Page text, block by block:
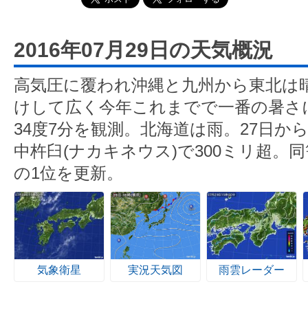
2016年07月29日の天気概況
高気圧に覆われ沖縄と九州から東北は
けして広く今年これまでで一番の暑
34度7分を観測。北海道は雨。27日か
中杵臼(ナカキネウス)で300ミリ超。
の1位を更新。
気象衛星 実況天気図 雨雲レーダー